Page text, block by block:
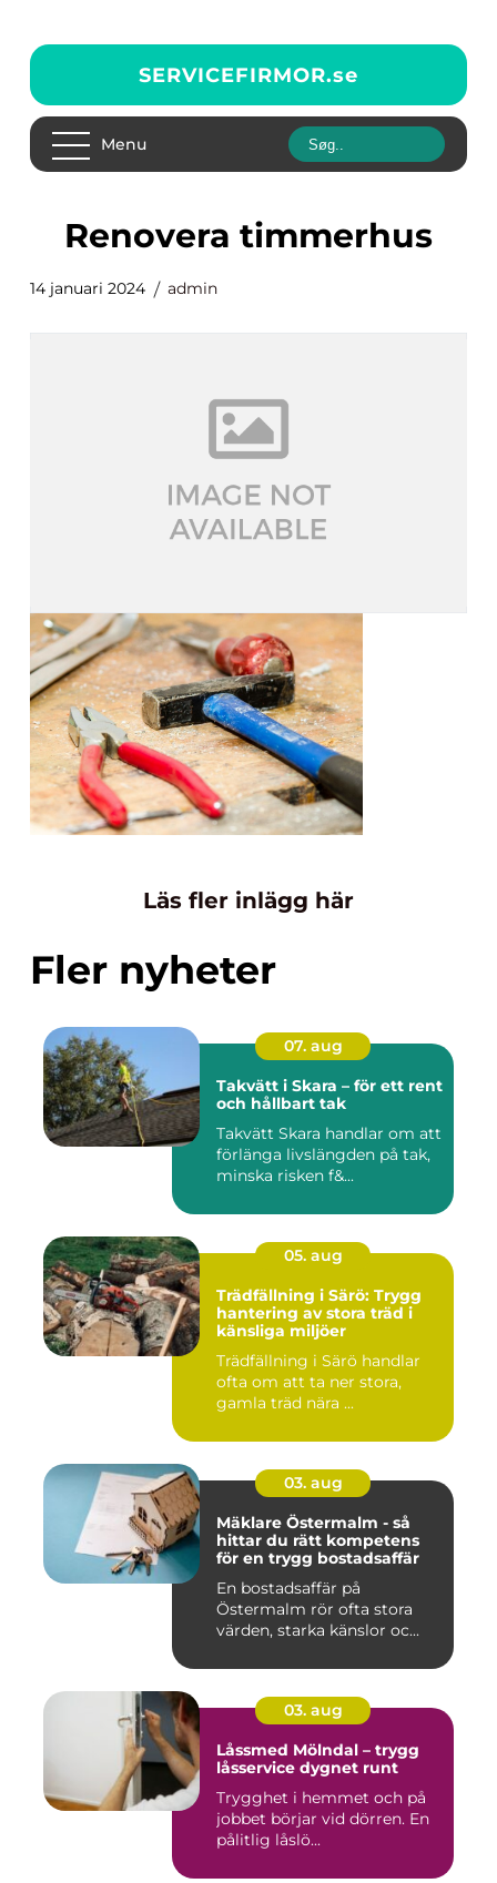
SERVICEFIRMOR.se
Menu
renovera timmerhus
14 januari 2024 admin
Läs fler inlägg här
Fler nyheter
07. aug
Takvätt i Skara – för ett rent
och hållbart tak
Takvätt Skara handlar om att
förlänga livslängden på tak,
minska risken f&...
05. aug
Trädfällning i Särö: Trygg
hantering av stora träd i
känsliga miljöer
Trädfällning i Särö handlar
ofta om att ta ner stora,
gamla träd nära ...
03. aug
Mäklare Östermalm - så
hittar du rätt kompetens
för en trygg bostadsaffär
En bostadsaffär på
Östermalm rör ofta stora
värden, starka känslor oc...
03. aug
Låssmed Mölndal – trygg
låsservice dygnet runt
Trygghet i hemmet och på
jobbet börjar vid dörren. En
pålitlig låslö...